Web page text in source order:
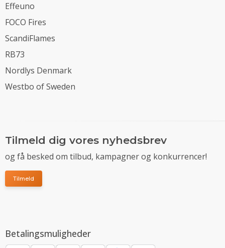
Effeuno
FOCO Fires
ScandiFlames
RB73
Nordlys Denmark
Westbo of Sweden
Tilmeld dig vores nyhedsbrev
og få besked om tilbud, kampagner og konkurrencer!
Tilmeld
Betalingsmuligheder